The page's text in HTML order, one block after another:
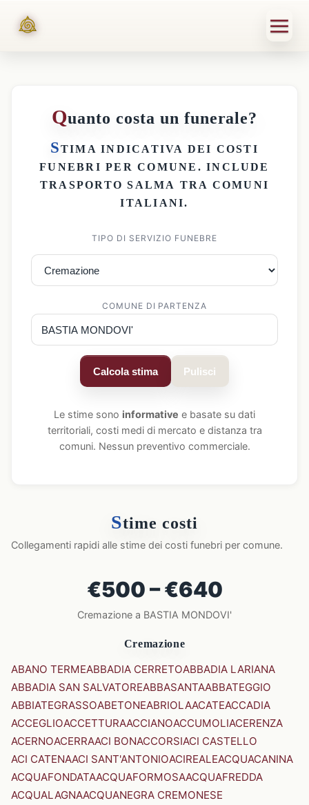
Quanto costa un funerale?
STIMA INDICATIVA DEI COSTI
FUNEBRI PER COMUNE . INCLUDE
TRASPORTO SALMA TRA COMUNI
ITALIANI.
TIPO DI SERVIZIO FUNEBRE
COMUNE DI PARTENZA
Calcola stima Pulisci
Le stime sono informative e basate su dati
territoriali, costi medi di mercato e distanza tra
comuni. Nessun preventivo commerciale.
Stime costi
Collegamenti rapidi alle stime dei costi funebri per comune.
€500 – €640
Cremazione a BASTIA MONDOVI'
Cremazione
ABANO TERMEABBADIA CERRETOABBADIA LARIANA
ABBADIA SAN SALVATOREABBASANTAABBATEGGIO
ABBIATEGRASSOABETONEABRIOLAACATEACCADIA
ACCEGLIOACCETTURAACCIANOACCUMOLIACERENZA
ACERNOACERRAACI BONACCORSIACI CASTELLO
ACI CATENAACI SANT'ANTONIOACIREALEACQUACANINA
ACQUAFONDATAACQUAFORMOSAACQUAFREDDA
ACQUALAGNAACQUANEGRA CREMONESE